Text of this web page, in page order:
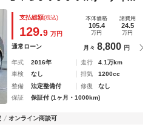
ＩＤライト・ヘットライトウォ
Ｄプレーヤー・スマートキー・
ボエンジン・ディーラー車
支払総額(税込)
129.9 万円
本体価格
105.4
万円
諸費用
24.5
万円
通常ローン 月々 8,800 円
年式 2016年 走行
4.1万km
車検
なし 排気
1200cc
整備
法定整備付 修復
なし
保証
保証付 (1ヶ月・1000km)
オンライン商談可